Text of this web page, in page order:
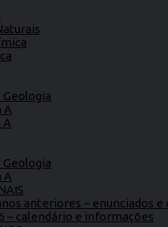
Geologia
A
A
Geologia
A
anteriores – enunciados
– calendário e informações